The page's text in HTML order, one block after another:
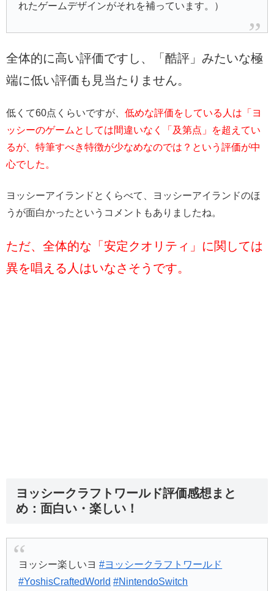
れたゲームデザインがそれを補っています。）
全体的に高い評価ですし、「酷評」みたいな極
端に低い評価も見当たりません。
低くて60点くらいですが、 低めな評価をしている人は「ヨ
ッシーのゲームとしては間違いなく「及第点」を超えてい
るが、特筆すべき特徴が少なめなのでは？という評価が中
心でした。
ヨッシーアイランドとくらべて、ヨッシーアイランドのほ
うが面白かったというコメントもありましたね。
ただ、全体的な「安定クオリティ」に関しては
異を唱える人はいなさそうです。
ヨッシークラフトワールド評価感想まと
め：面白い・楽しい！
ヨッシー楽しいヨ#ヨッシークラフトワールド
#YoshisCraftedWorld #NintendoSwitch